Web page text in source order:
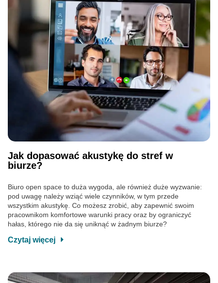
Jak dopasować akustykę do stref w
biurze?
Biuro open space to duża wygoda, ale również duże wyzwanie:
pod uwagę należy wziąć wiele czynników, w tym przede
wszystkim akustykę. Co możesz zrobić, aby zapewnić swoim
pracownikom komfortowe warunki pracy oraz by ograniczyć
hałas, którego nie da się uniknąć w żadnym biurze?
Czytaj więcej